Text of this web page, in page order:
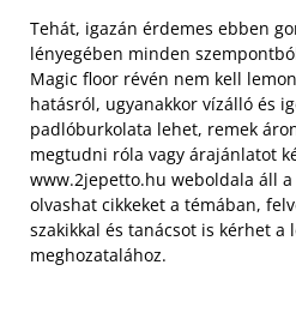
Tehát, igazán érdemes ebben
lényegében minden
Magic floor révén nem kell
hatásról, ugyanakkor vízálló és
padlóburkolata lehet, remek
megtudni róla vagy árajánlatot
www.2jepetto.hu weboldala áll
olvashat cikkeket a témában,
szakikkal és tanácsot is kérhet a
meghozatalához.